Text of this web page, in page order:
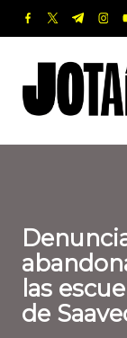
Saltar
contenido
facebook.com
twitter.com
t.me
o
t
revista
de
Informada
las
de